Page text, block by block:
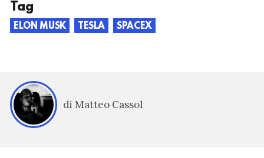
Tag
ELON MUSK TESLA SPACEX
di Matteo Cassol